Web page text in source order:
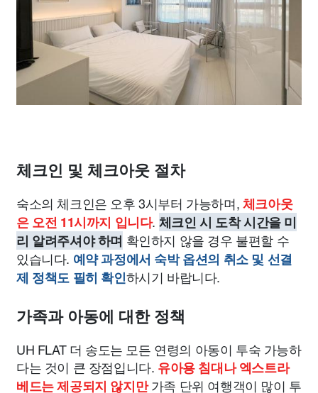
체크인 및 체크아웃 절차
숙소의 체크인은 오후 3시부터 가능하며,체크아웃
은 오전 11시까지 입니다. 체크인 시 도착 시간을 미
리 알려주셔야 하며 확인하지 않을 경우 불편할 수
있습니다. 예약 과정에서 숙박 옵션의 취소 및 선결
제 정책도 필히 확인하시기 바랍니다.
가족과 아동에 대한 정책
UH FLAT 더 송도는 모든 연령의 아동이 투숙 가능하
다는 것이 큰 장점입니다. 유아용 침대나 엑스트라
베드는 제공되지 않지만가족 단위 여행객이 많이 투